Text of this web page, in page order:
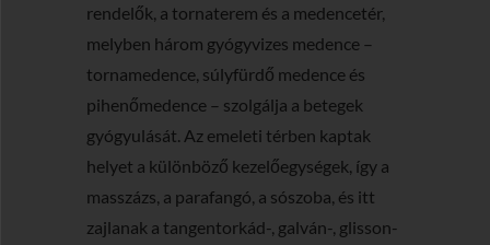
rendelők, a tornaterem és a medencetér,
melyben három gyógyvizes medence –
tornamedence, súlyfürdő medence és
pihenőmedence – szolgálja a betegek
gyógyulását. Az emeleti térben kaptak
helyet a különböző kezelőegységek, így a
masszázs, a parafangó, a sószoba, és itt
zajlanak a tangentorkád-, galván-, glisson-